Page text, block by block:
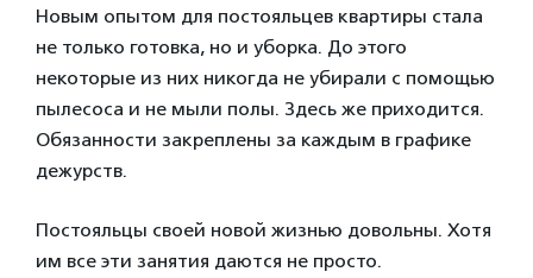
Новым опытом для постояльцев квартиры стала
не только готовка, но и уборка. До этого
некоторые из них никогда не убирали с помощью
пылесоса и не мыли полы. Здесь же приходится.
Обязанности закреплены за каждым в графике
дежурств.
Постояльцы своей новой жизнью довольны. Хотя
им все эти занятия даются не просто.